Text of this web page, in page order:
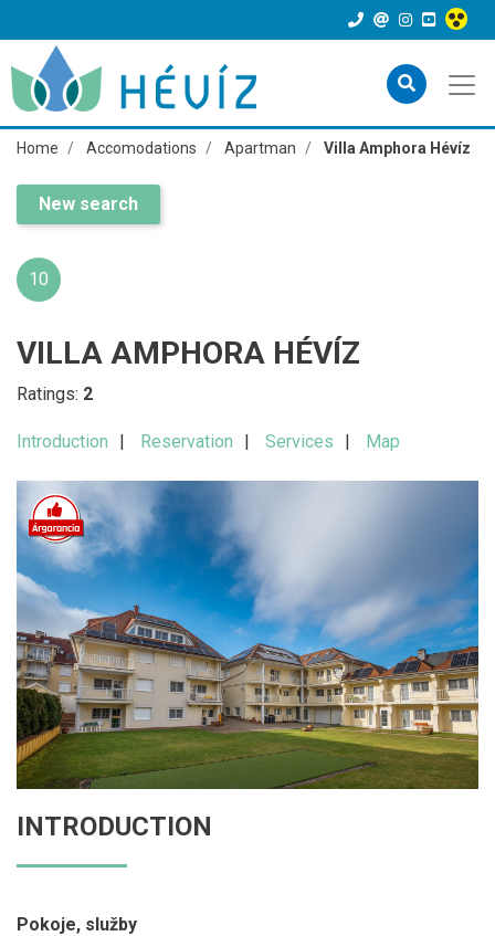
Home Accomodations Apartman Villa Amphora Hévíz
New search
10
VILLA AMPHORA HÉVÍZ
Ratings: 2
Introduction Reservation Services Map
INTRODUCTION
Pokoje, služby